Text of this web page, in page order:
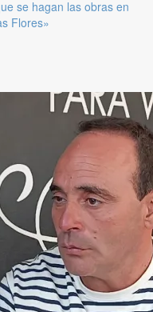
se hagan las obras en
Flores»